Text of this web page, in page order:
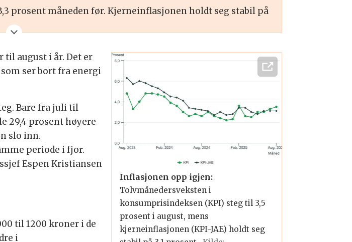
prosent måneden før. Kjerneinflasjonen holdt seg stabil på
KPI. Uten dette kuttet ville prisveksten vært nærmere
drikkevarer steg uvanlig nok videre. Også klær og
og at mye av prispresset drives av råvarepriser og energi
18. september. Ett kutt er fortsatt ventet, men
av en journalist.
Inflasjonen opp igjen:
Tolvmånedersveksten i
konsumprisindeksen (KPI) steg til 3,5
prosent i august, mens
kjerneinflasjonen (KPI-JAE) holdt seg
til august i år. Det er
ser bort fra energi
Bare fra juli til
29,4 prosent høyere
slo inn.
periode i fjor.
Espen Kristiansen
til 1200 kroner i de
i